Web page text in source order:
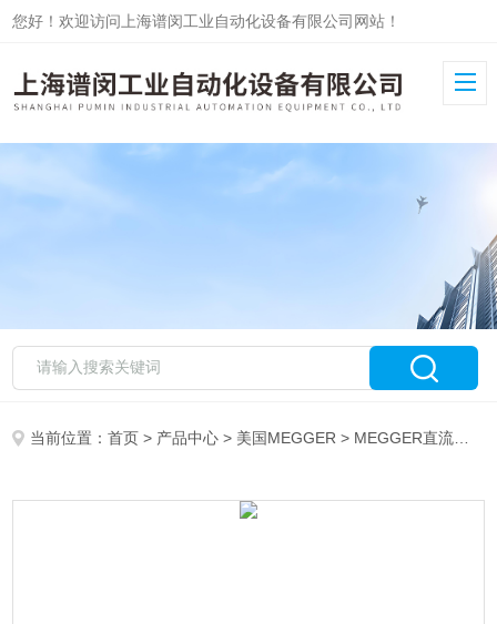
您好！欢迎访问上海谱闵工业自动化设备有限公司网站！
当前位置：首页 > 产品中心 > 美国MEGGER > MEGGER直流电阻测试仪